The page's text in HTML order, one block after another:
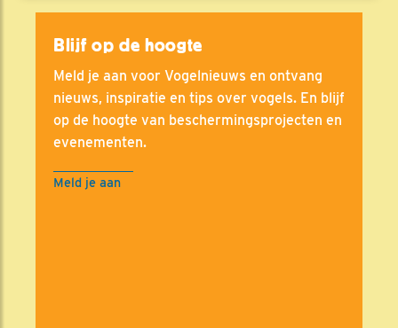
Blijf op de hoogte
Meld je aan voor Vogelnieuws en ontvang
nieuws, inspiratie en tips over vogels. En blijf
op de hoogte van beschermingsprojecten en
evenementen.
Meld je aan